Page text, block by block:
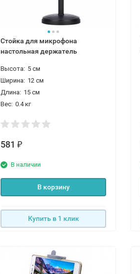
Стойка для микрофона
настольная держатель
Высота: 5 см
Ширина: 12 см
Длина: 15 см
Вес: 0.4 кг
581 ₽
В наличии
В корзину
Купить в 1 клик